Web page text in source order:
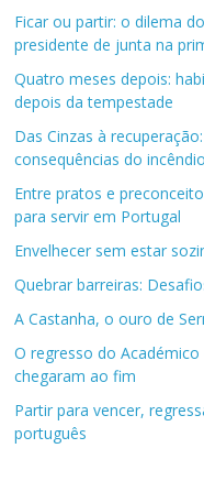
Ficar ou partir: o dilema
presidente de junta na
Quatro meses depois:
depois da tempestade
Das Cinzas à
consequências do
Entre pratos e
para servir em Portugal
Envelhecer sem estar
Quebrar barreiras:
A Castanha, o ouro de
O regresso do
chegaram ao fim
Partir para vencer,
português